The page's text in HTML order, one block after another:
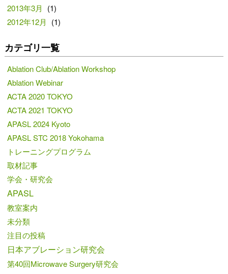
2013年3月
(1)
2012年12月
(1)
カテゴリ一覧
Ablation Club/Ablation Workshop
Ablation Webinar
ACTA 2020 TOKYO
ACTA 2021 TOKYO
APASL 2024 Kyoto
APASL STC 2018 Yokohama
トレーニングプログラム
取材記事
学会・研究会
APASL
教室案内
未分類
注目の投稿
日本アブレーション研究会
第40回Microwave Surgery研究会